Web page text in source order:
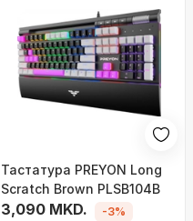
Тастатура PREYON Long
Scratch Brown PLSB104B
3,090 MKD. -3%